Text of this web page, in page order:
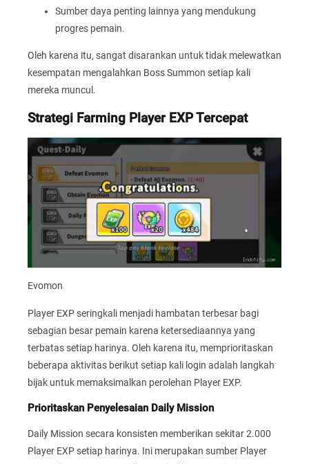
Sumber daya penting lainnya yang mendukung
progres pemain.
Oleh karena itu, sangat disarankan untuk tidak melewatkan
kesempatan mengalahkan Boss Summon setiap kali
mereka muncul.
Strategi Farming Player EXP Tercepat
Evomon
Player EXP seringkali menjadi hambatan terbesar bagi
sebagian besar pemain karena ketersediaannya yang
terbatas setiap harinya. Oleh karena itu, memprioritaskan
beberapa aktivitas berikut setiap kali login adalah langkah
bijak untuk memaksimalkan perolehan Player EXP.
Prioritaskan Penyelesaian Daily Mission
Daily Mission secara konsisten memberikan sekitar 2.000
Player EXP setiap harinya. Ini merupakan sumber Player